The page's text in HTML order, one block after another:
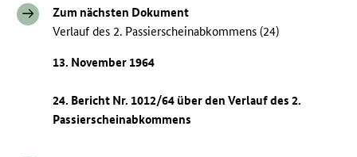
Zum nächsten Dokument
Verlauf des 2. Passierscheinabkommens (24)
13. November 1964
24. Bericht Nr. 1012/64 über den Verlauf des 2.
Passierscheinabkommens